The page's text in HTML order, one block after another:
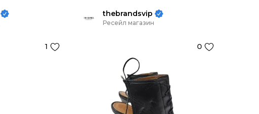
1
thebrandsvip
Ресейл магазин
0